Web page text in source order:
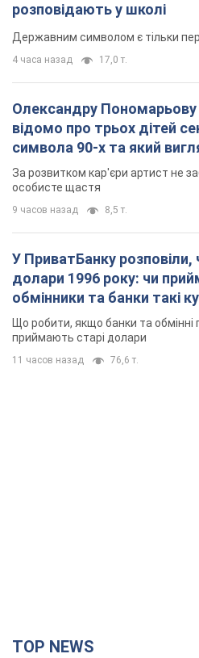
розповідають у школі
Державним символом є тільки
4 часа назад 17,0 т.
Олександру
відомо про трьох дітей
символа 90-х та який
мають
За розвитком кар'єри артист не
особисте щастя
9 часов назад 8,5 т.
У ПриватБанку розповіли,
долари 1996 року: чи
обмінники та банки такі
Що робити, якщо банки та обмінні
приймають старі долари
11 часов назад 76,6 т.
TOP NEWS